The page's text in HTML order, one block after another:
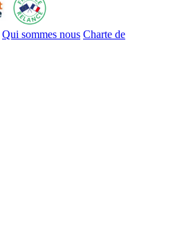
Qui sommes nous Charte de